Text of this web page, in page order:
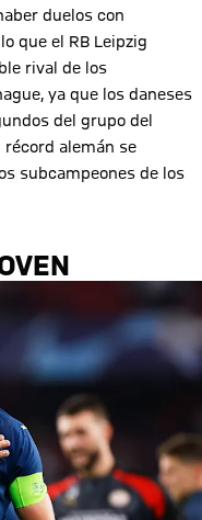
duelos con
que el RB Leipzig
rival de los
ya que los daneses
del grupo del
récord alemán se
subcampeones de los